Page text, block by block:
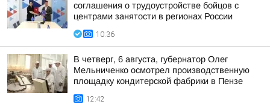
соглашения о трудоустройстве бойцов с
центрами занятости в регионах России
10:36
В четверг, 6 августа, губернатор Олег
Мельниченко осмотрел производственную
площадку кондитерской фабрики в Пензе
12:42